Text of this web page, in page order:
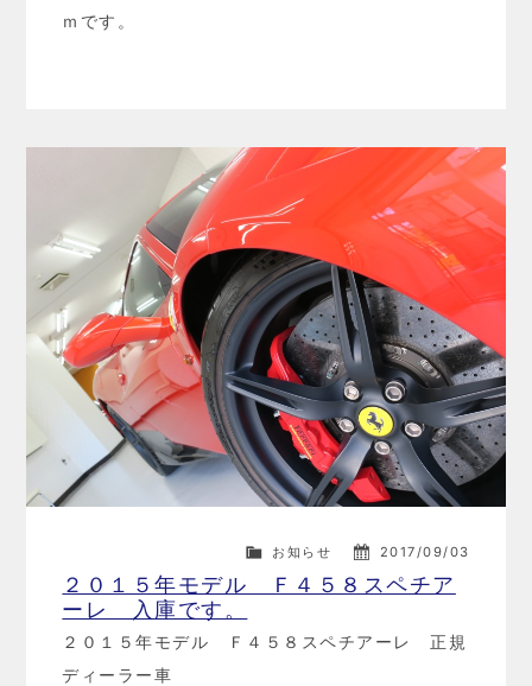
ｍです。
2017/09/03
お知らせ
２０１５年モデル Ｆ４５８スペチア
ーレ 入庫です。
２０１５年モデル Ｆ４５８スペチアーレ 正規
ディーラー車